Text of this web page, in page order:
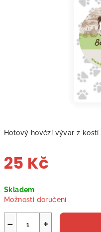
Hotový hovězí vývar z
25 Kč
cena:
Skladem
Možnosti doručení
+
−